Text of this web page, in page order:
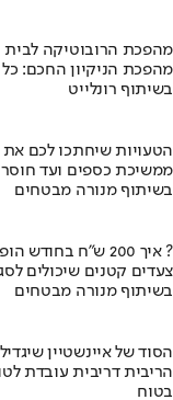
מהפכת הרובוטיקה לבית
מהפכת הניקיון החכם:
בשיתוף רונלייט
הטעויות שיחתכו לכם
ממשיכת כספים ועד
בשיתוף מנורה מבטחים
איך 200 ש"ח בחודש הופכים ל140 אלף ?
צעדים קטנים שיכולים
בשיתוף מנורה מבטחים
הסוד של איינשטיין
הריבית דריבית עובדת
בטוח